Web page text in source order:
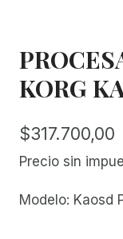
KORG
$317.700,00
Precio sin
Modelo: Kaosd